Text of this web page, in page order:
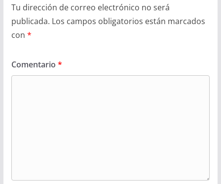
Tu dirección de correo electrónico no será
publicada. Los campos obligatorios están marcados
con *
Comentario *